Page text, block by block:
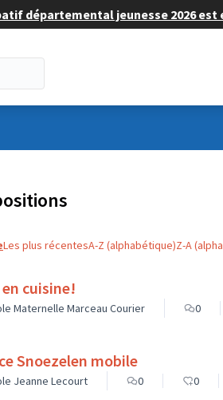
départemental jeunesse 2026 est
Les plus récentesA-Z (alphabétique)Z-A
cuisine!
Maternelle Marceau Courier 0
Snoezelen mobile
Jeanne Lecourt 0 0